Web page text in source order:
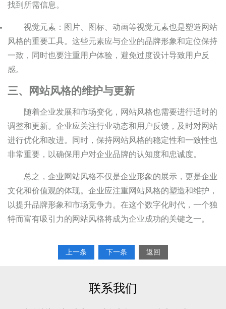
找到所需信息。
视觉元素：图片、图标、动画等视觉元素也是塑造网站
风格的重要工具。这些元素应与企业的品牌形象和定位保持
一致，同时也要注重用户体验，避免过度设计导致用户反
感。
三、网站风格的维护与更新
随着企业发展和市场变化，网站风格也需要进行适时的
调整和更新。企业应关注行业动态和用户反馈，及时对网站
进行优化和改进。同时，保持网站风格的稳定性和一致性也
非常重要，以确保用户对企业品牌的认知度和忠诚度。
总之，企业网站风格不仅是企业形象的展示，更是企业
文化和价值观的体现。企业应注重网站风格的塑造和维护，
以提升品牌形象和市场竞争力。在这个数字化时代，一个独
特而富有吸引力的网站风格将成为企业成功的关键之一。
上一条 下一条 返回
联系我们